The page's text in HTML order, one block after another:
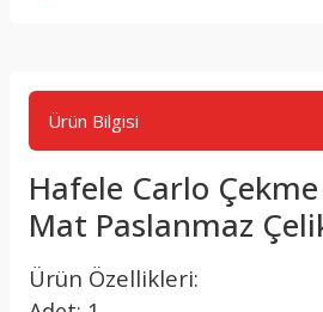
Ürün Bilgisi
Hafele Carlo
Mat Paslanmaz
Ürün Özellikleri: